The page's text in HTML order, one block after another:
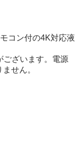
コン付の4K対応液
ございます。電源
せん。